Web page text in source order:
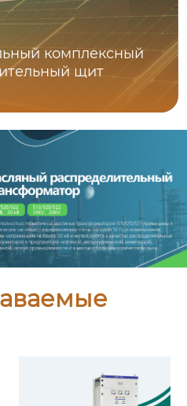
комплексный
щит